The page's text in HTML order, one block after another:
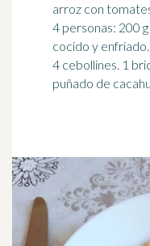
arroz con
4 personas: 200 g de arroz tailandés o basmati
cocido y
4 cebollines. 1